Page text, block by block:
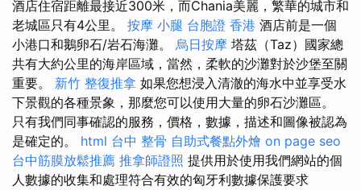
酒店住宿距離最接近300米，而Chania美麗，繁華的城市和
老城區只有4公里。 按摩 小腿 台胞證 香港 酒店前是一個
小港口和鵝卵石/岩石海灘。 烏日按摩 塔茲（Taz）國家總
共有大約公里的海岸區域，當然，柔軟的沙灘對於沙堡至關
重要。 新竹 整復推拿 如果您想浸入清澈的海水中並享受水
下景觀的各種景象，那麼您可以使用大量的卵石沙灘區。
只有我們同事確認的服務，價格，數據，描述和圖像被認為
是確定的。 html 台中 整骨 自助式餐點外燴 on page seo
台中筋膜放鬆推薦 推拿師證照 提供用於使用我們網站的個
人數據的收集和處理符合有效的匈牙利數據保護要求